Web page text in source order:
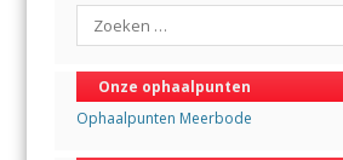
Search
Onze ophaalpunten
Ophaalpunten Meerbode